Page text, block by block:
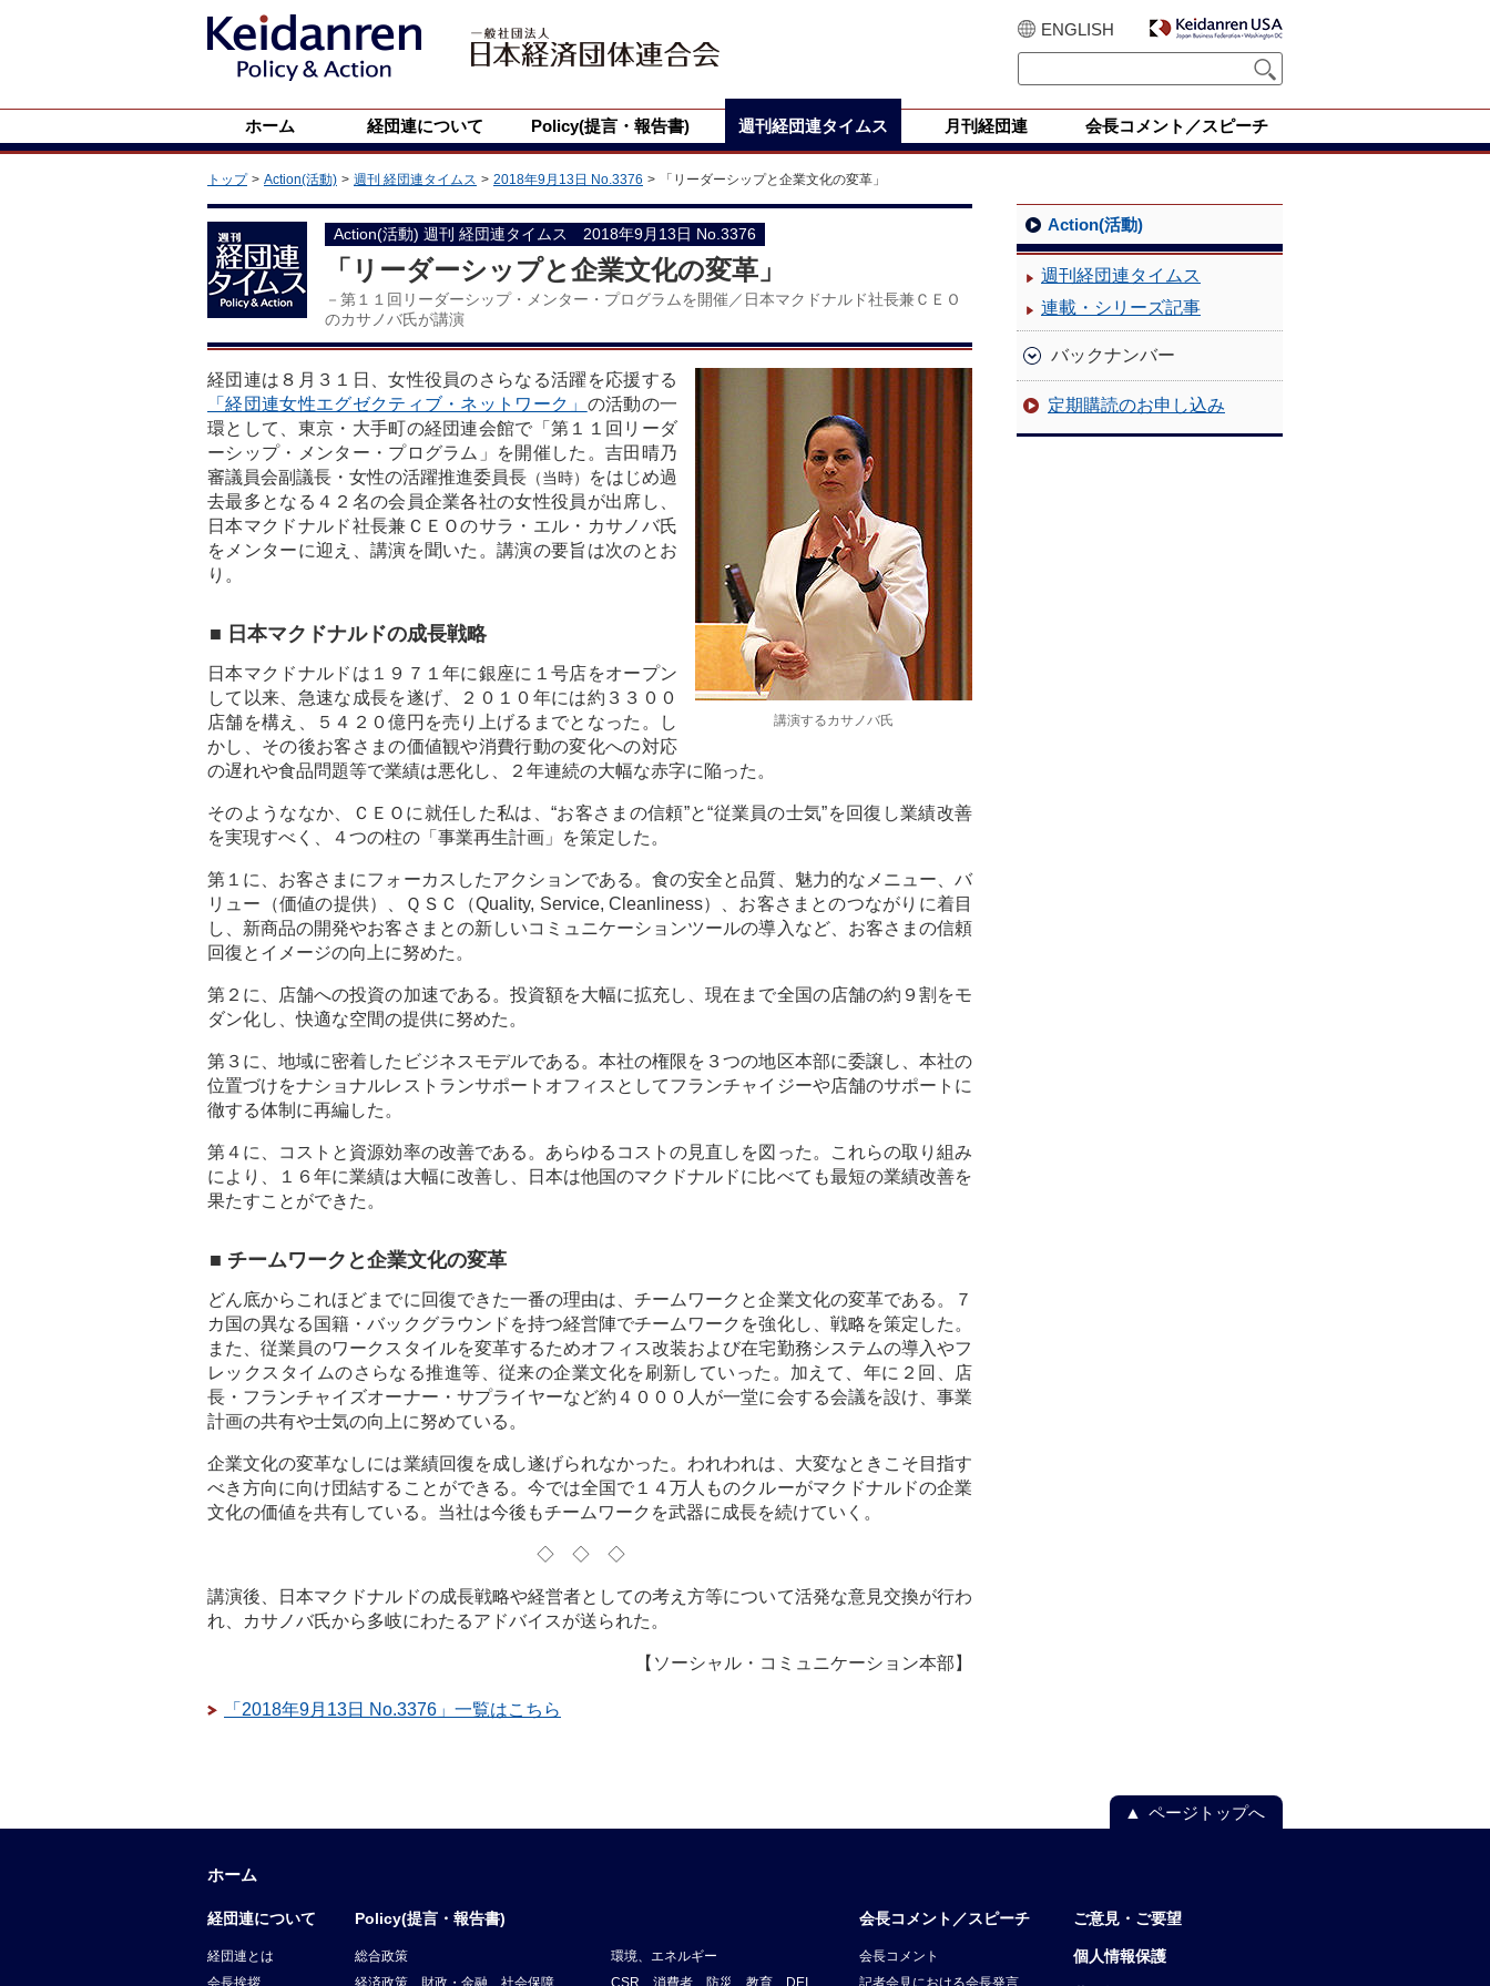
ENGLISH
ホーム 経団連について Policy(提言・報告書) 週刊経団連タイムス 月刊経団連 会長コメント／スピーチ
トップ Action(活動) 週刊 経団連タイムス 2018年9月13日 No.3376 「リーダーシップと企業文化の変革」
Action(活動) 週刊 経団連タイムス 2018年9月13日 No.3376
「リーダーシップと企業文化の変革」
－第１１回リーダーシップ・メンター・プログラムを開催／日本マクドナルド社長兼ＣＥＯ
のカサノバ氏が講演
講演するカサノバ氏
経団連は８月３１日、女性役員のさらなる活躍を応援する
「経団連女性エグゼクティブ・ネットワーク」 の活動の一
環として、東京・大手町の経団連会館で「第１１回リーダ
ーシップ・メンター・プログラム」を開催した。吉田晴乃
審議員会副議長・女性の活躍推進委員長 （当時）
をはじめ過
去最多となる４２名の会員企業各社の女性役員が出席し、
日本マクドナルド社長兼ＣＥＯのサラ・エル・カサノバ氏
をメンターに迎え、講演を聞いた。講演の要旨は次のとお
り。
■ 日本マクドナルドの成長戦略
日本マクドナルドは１９７１年に銀座に１号店をオープン
して以来、急速な成長を遂げ、２０１０年には約３３００
店舗を構え、５４２０億円を売り上げるまでとなった。し
かし、その後お客さまの価値観や消費行動の変化への対応
の遅れや食品問題等で業績は悪化し、２年連続の大幅な赤字に陥った。
そのようななか、ＣＥＯに就任した私は、“お客さまの信頼”と“従業員の士気”を回復し業績改善
を実現すべく、４つの柱の「事業再生計画」を策定した。
第１に、お客さまにフォーカスしたアクションである。食の安全と品質、魅力的なメニュー、バ
リュー（価値の提供）、ＱＳＣ（Quality, Service, Cleanliness）、お客さまとのつながりに着目
し、新商品の開発やお客さまとの新しいコミュニケーションツールの導入など、お客さまの信頼
回復とイメージの向上に努めた。
第２に、店舗への投資の加速である。投資額を大幅に拡充し、現在まで全国の店舗の約９割をモ
ダン化し、快適な空間の提供に努めた。
第３に、地域に密着したビジネスモデルである。本社の権限を３つの地区本部に委譲し、本社の
位置づけをナショナルレストランサポートオフィスとしてフランチャイジーや店舗のサポートに
徹する体制に再編した。
第４に、コストと資源効率の改善である。あらゆるコストの見直しを図った。これらの取り組み
により、１６年に業績は大幅に改善し、日本は他国のマクドナルドに比べても最短の業績改善を
果たすことができた。
■ チームワークと企業文化の変革
どん底からこれほどまでに回復できた一番の理由は、チームワークと企業文化の変革である。７
カ国の異なる国籍・バックグラウンドを持つ経営陣でチームワークを強化し、戦略を策定した。
また、従業員のワークスタイルを変革するためオフィス改装および在宅勤務システムの導入やフ
レックスタイムのさらなる推進等、従来の企業文化を刷新していった。加えて、年に２回、店
長・フランチャイズオーナー・サプライヤーなど約４０００人が一堂に会する会議を設け、事業
計画の共有や士気の向上に努めている。
企業文化の変革なしには業績回復を成し遂げられなかった。われわれは、大変なときこそ目指す
べき方向に向け団結することができる。今では全国で１４万人ものクルーがマクドナルドの企業
文化の価値を共有している。当社は今後もチームワークを武器に成長を続けていく。
◇◇◇
講演後、日本マクドナルドの成長戦略や経営者としての考え方等について活発な意見交換が行わ
れ、カサノバ氏から多岐にわたるアドバイスが送られた。
【ソーシャル・コミュニケーション本部】
「2018年9月13日 No.3376」一覧はこちら
Action(活動)
週刊経団連タイムス
連載・シリーズ記事
バックナンバー
定期購読のお申し込み
ページトップへ
ホーム
経団連について
経団連とは
会長挨拶
Policy(提言・報告書)
総合政策
環境、エネルギー
経済政策、財政・金融、社会保障
CSR、消費者、防災、教育、DEI
会長コメント／スピーチ
会長コメント
記者会見における会長発言
ご意見・ご要望
個人情報保護